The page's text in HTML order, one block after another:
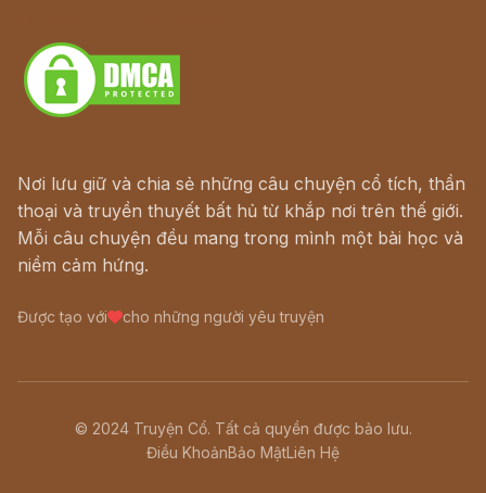
Nơi lưu giữ và chia sẻ những câu chuyện cổ tích, thần
thoại và truyền thuyết bất hủ từ khắp nơi trên thế giới.
Mỗi câu chuyện đều mang trong mình một bài học và
niềm cảm hứng.
Được tạo với cho những người yêu truyện
© 2024 Truyện Cổ. Tất cả quyền được bảo lưu.
Điều KhoảnBảo MậtLiên Hệ